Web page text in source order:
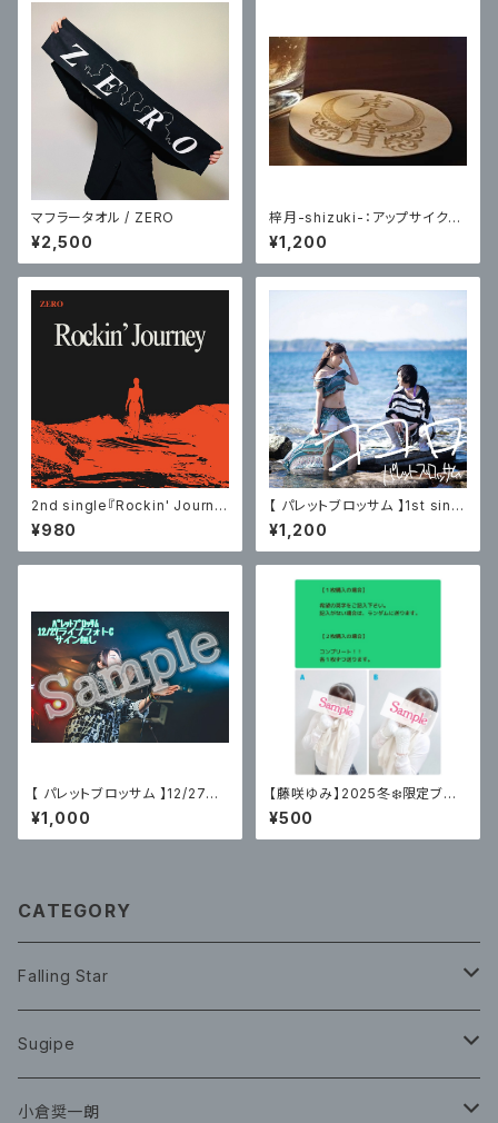
マフラータオル / ZERO
¥2,500
梓月-shizuki-：アップサイクル
コースター(シナ丸型)
¥1,200
2nd single『Rockin' Journe
y』（CD） / ZERO
¥980
【 パレットブロッサム 】1st singl
e「ココロ」
¥1,200
【 パレットブロッサム 】12/27主
催ライブフォトC〈サイン無〉
¥1,000
【藤咲ゆみ】2025冬❄️限定ブロ
マイド
¥500
CATEGORY
Falling Star
CD
グッズ
Sugipe
チケット
小倉奨一朗